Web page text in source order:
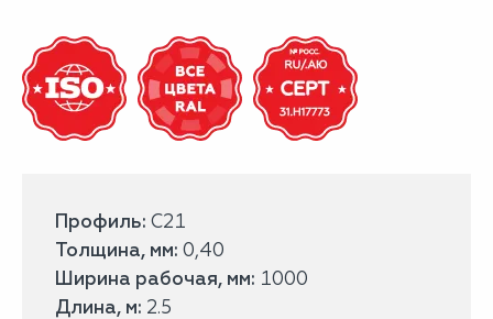
Профиль: С21
Толщина, мм: 0,40
Ширина рабочая, мм: 1000
Длина, м: 2.5